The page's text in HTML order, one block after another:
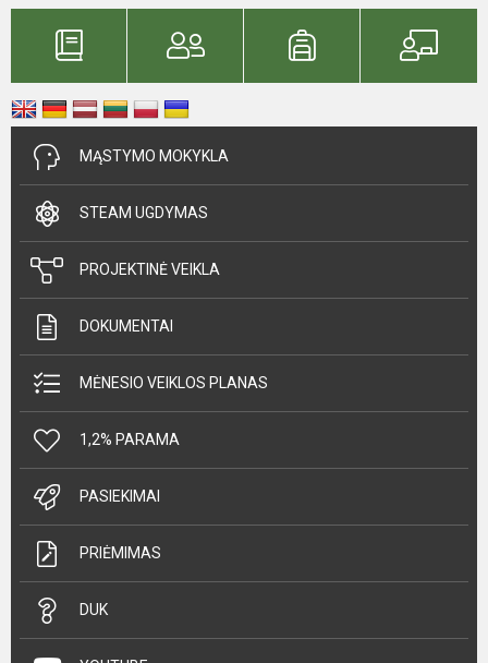
MĄSTYMO MOKYKLA
STEAM UGDYMAS
PROJEKTINĖ VEIKLA
DOKUMENTAI
MĖNESIO VEIKLOS PLANAS
1,2% PARAMA
PASIEKIMAI
PRIĖMIMAS
DUK